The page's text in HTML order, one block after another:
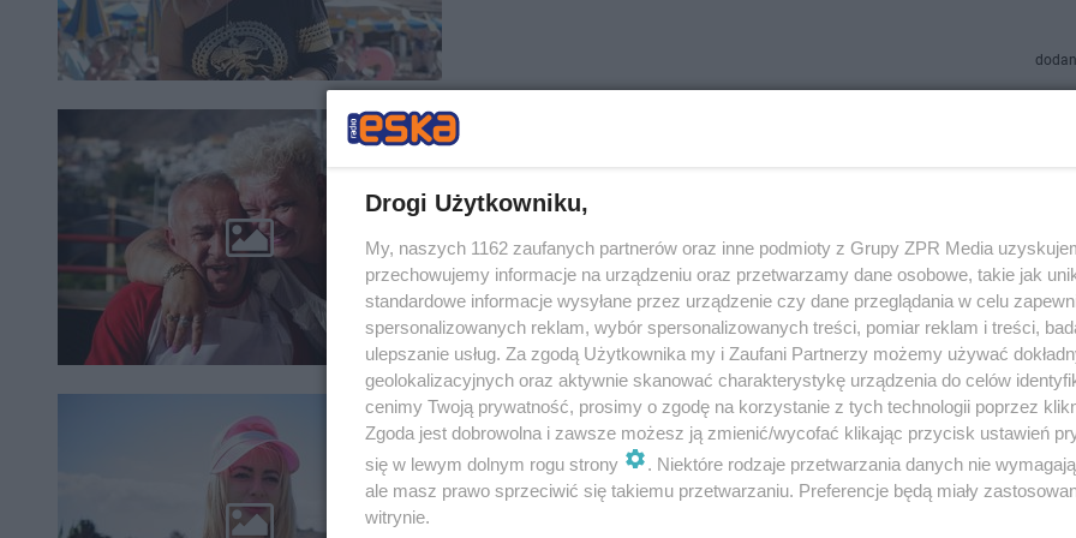
niedziele o godz. 21:00 w Czwórce – rodzinę Kowalskich czekają kolejne
noc, gdy nowy znajomy zapro…
Jessica Miemiec wystąpi w „Pamiętnikach z wakacji”.
oglądać nowy sezon serialu?
W nowym sezonie kultowych „Pamiętników z wakacji”, które będzie można
Drogi Użytkowniku,
My, naszych 1162 zaufanych partnerów oraz inne podmioty z Grupy ZPR Media
przechowujemy informacje na urządzeniu oraz przetwarzamy dane osobowe, takie jak
standardowe informacje wysyłane przez urządzenie czy dane przeglądania w celu
spersonalizowanych reklam, wybór spersonalizowanych treści, pomiar reklam i treści,
ulepszanie usług. Za zgodą Użytkownika my i Zaufani Partnerzy możemy używać
geolokalizacyjnych oraz aktywnie skanować charakterystykę urządzenia do celów
cenimy Twoją prywatność, prosimy o zgodę na korzystanie z tych technologii poprzez
Zgoda jest dobrowolna i zawsze możesz ją zmienić/wycofać klikając przycisk ustawień
się w lewym dolnym rogu strony
. Niektóre rodzaje przetwarzania danych nie
ale masz prawo sprzeciwić się takiemu przetwarzaniu. Preferencje będą miały
witrynie.